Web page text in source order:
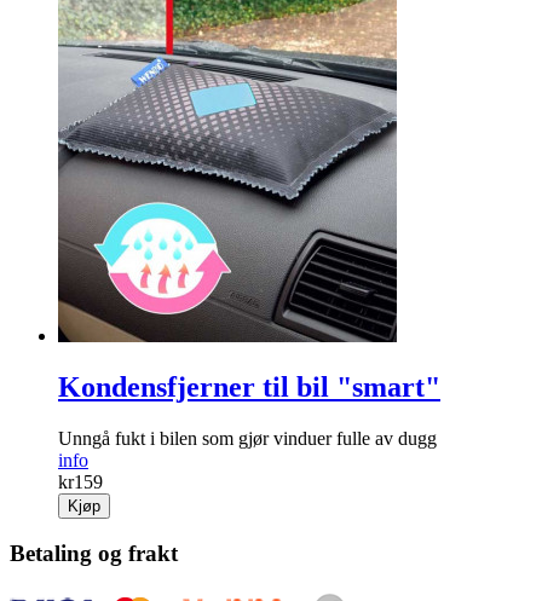
Kondensfjerner til bil "smart"
Unngå fukt i bilen som gjør vinduer fulle av dugg
info
kr159
Kjøp
Betaling og frakt